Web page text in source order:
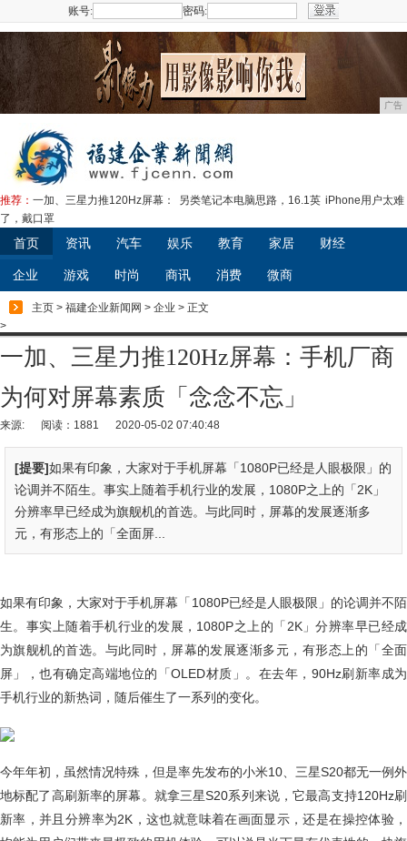
账号: 密码:
广告
推荐： 一加、三星力推120Hz屏幕： 另类笔记本电脑思路，16.1英 iPhone用户太难
了，戴口罩
首页 资讯 汽车 娱乐 教育 家居 财经
企业 游戏 时尚 商讯 消费 微商
主页 > 福建企业新闻网 > 企业 > 正文
>
一加、三星力推120Hz屏幕：手机厂商
为何对屏幕素质「念念不忘」
来源: 阅读：1881 2020-05-02 07:40:48
[提要]如果有印象，大家对于手机屏幕「1080P已经是人眼极限」的
论调并不陌生。事实上随着手机行业的发展，1080P之上的「2K」
分辨率早已经成为旗舰机的首选。与此同时，屏幕的发展逐渐多
元，有形态上的「全面屏...
如果有印象，大家对于手机屏幕「1080P已经是人眼极限」的论调并不陌
生。事实上随着手机行业的发展，1080P之上的「2K」分辨率早已经成
为旗舰机的首选。与此同时，屏幕的发展逐渐多元，有形态上的「全面
屏」，也有确定高端地位的「OLED材质」。在去年，90Hz刷新率成为
手机行业的新热词，随后催生了一系列的变化。
今年年初，虽然情况特殊，但是率先发布的小米10、三星S20都无一例外
地标配了高刷新率的屏幕。就拿三星S20系列来说，它最高支持120Hz刷
新率，并且分辨率为2K，这也就意味着在画面显示，还是在操控体验，